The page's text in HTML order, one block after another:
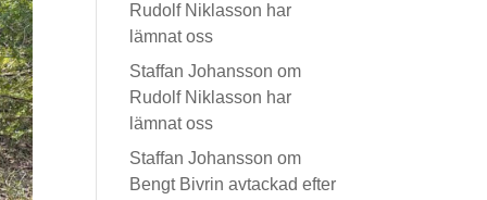
Rudolf Niklasson har
lämnat oss
Staffan Johansson om
Rudolf Niklasson har
lämnat oss
Staffan Johansson om
Bengt Bivrin avtackad efter